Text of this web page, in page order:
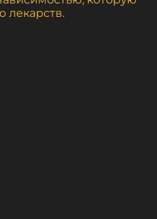
лекарств.